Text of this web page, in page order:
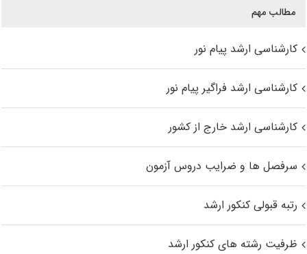
مطالب مهم
کارشناسی ارشد پیام نور
کارشناسی ارشد فراگیر پیام نور
کارشناسی ارشد خارج از کشور
سرفصل ها و ضرایب دروس آزمون
رتبه قبولی کنکور ارشد
ظرفیت رشته های کنکور ارشد